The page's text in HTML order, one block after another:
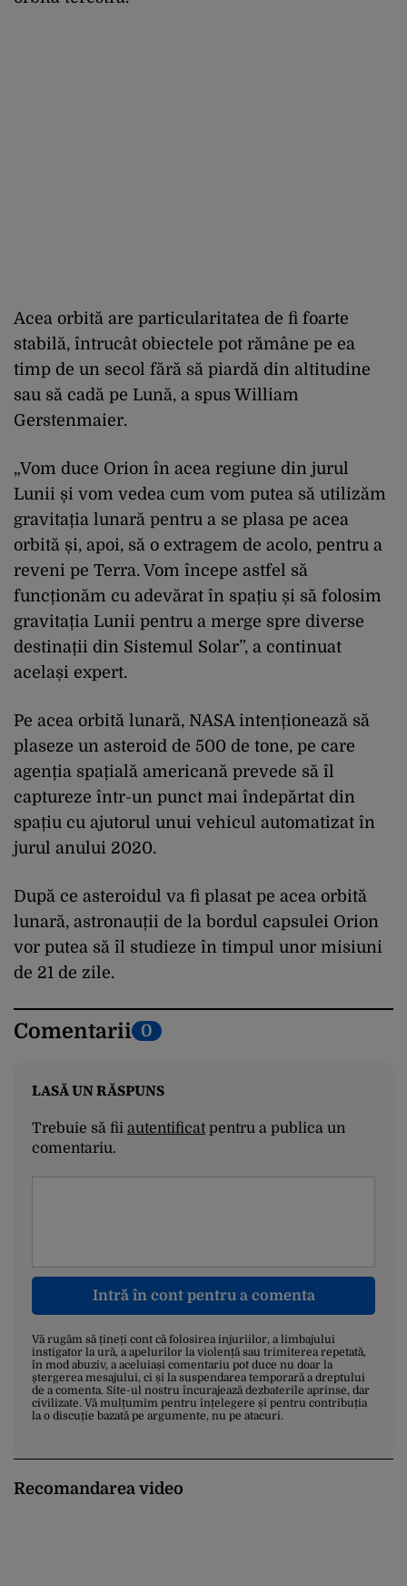
Acea orbită are particularitatea de fi foarte
stabilă, întrucât obiectele pot rămâne pe ea
timp de un secol fără să piardă din altitudine
sau să cadă pe Lună, a spus William
Gerstenmaier.
„Vom duce Orion în acea regiune din jurul
Lunii și vom vedea cum vom putea să utilizăm
gravitația lunară pentru a se plasa pe acea
orbită și, apoi, să o extragem de acolo, pentru a
reveni pe Terra. Vom începe astfel să
funcționăm cu adevărat în spațiu și să folosim
gravitația Lunii pentru a merge spre diverse
destinații din Sistemul Solar”, a continuat
același expert.
Pe acea orbită lunară, NASA intenționează să
plaseze un asteroid de 500 de tone, pe care
agenția spațială americană prevede să îl
captureze într-un punct mai îndepărtat din
spațiu cu ajutorul unui vehicul automatizat în
jurul anului 2020.
După ce asteroidul va fi plasat pe acea orbită
lunară, astronauții de la bordul capsulei Orion
vor putea să îl studieze în timpul unor misiuni
de 21 de zile.
Comentarii 0
LASĂ UN RĂSPUNS
Trebuie să fii autentificatpentru a publica un
comentariu.
Intră în cont pentru a comenta
Vă rugăm să țineți cont că folosirea injuriilor, a limbajului
instigator la ură, a apelurilor la violență sau trimiterea repetată,
în mod abuziv, a aceluiași comentariu pot duce nu doar la
ștergerea mesajului, ci și la suspendarea temporară a dreptului
de a comenta. Site-ul nostru încurajează dezbaterile aprinse, dar
civilizate. Vă mulțumim pentru înțelegere și pentru contribuția
la o discuție bazată pe argumente, nu pe atacuri.
Recomandarea video